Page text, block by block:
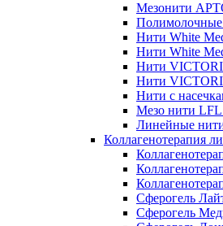
Мезонити
Полимолочные
Нити White
Нити White
Нити
Нити
Нити с
Мезо нити LFL
Линейные
Коллагенотерапия
Сферогель
Сферогель